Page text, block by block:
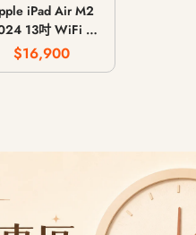
iPad Air M2
13吋 WiFi /
行動網路 / 128G
256G 512G 1T
$16,900